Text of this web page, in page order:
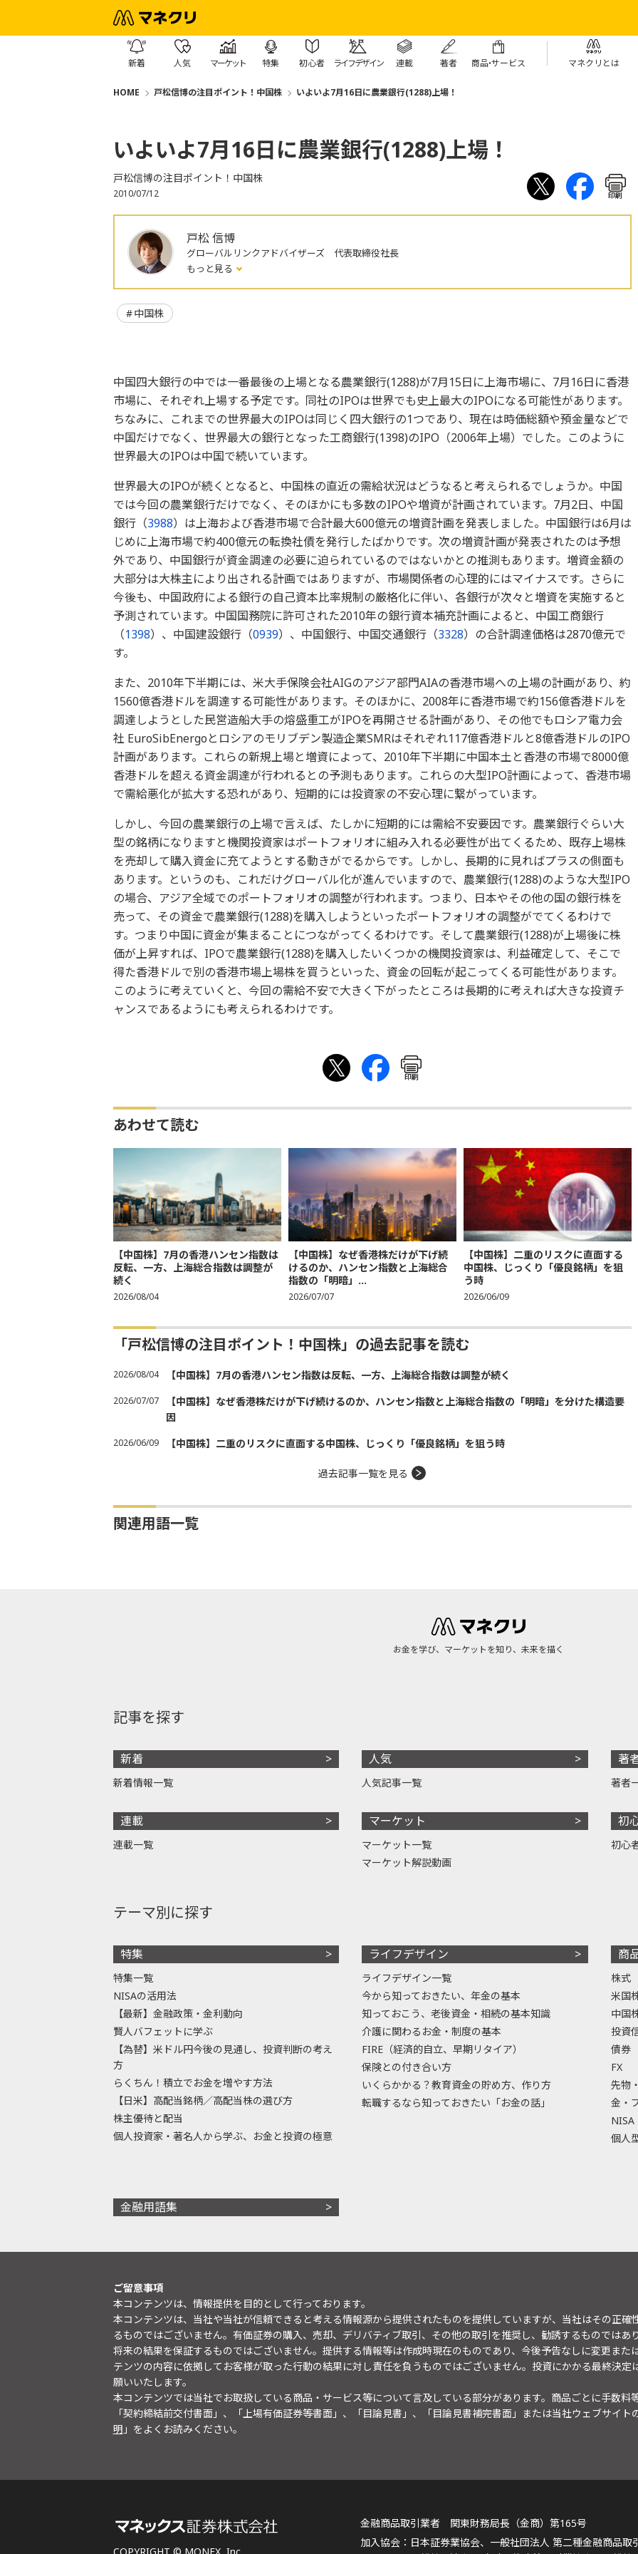
新着 人気 マーケット 特集 初心者 ライフデザイン 連載 著者 商品・サービス マネクリとは
HOME 戸松信博の注目ポイント！中国株 いよいよ7月16日に農業銀行(1288)上場！
いよいよ7月16日に農業銀行(1288)上場！
戸松信博の注目ポイント！中国株
2010/07/12 印刷
戸松 信博
グローバルリンクアドバイザーズ 代表取締役社長
もっと見る
中国株
中国四大銀行の中では一番最後の上場となる農業銀行(1288)が7月15日に上海市場に、7月16日に香港
市場に、それぞれ上場する予定です。同社のIPOは世界でも史上最大のIPOになる可能性があります。
ちなみに、これまでの世界最大のIPOは同じく四大銀行の1つであり、現在は時価総額や預金量などで
中国だけでなく、世界最大の銀行となった工商銀行(1398)のIPO（2006年上場）でした。このように
世界最大のIPOは中国で続いています。
世界最大のIPOが続くとなると、中国株の直近の需給状況はどうなると考えられるでしょうか。中国
では今回の農業銀行だけでなく、そのほかにも多数のIPOや増資が計画されています。7月2日、中国
銀行（3988）は上海および香港市場で合計最大600億元の増資計画を発表しました。中国銀行は6月は
じめに上海市場で約400億元の転換社債を発行したばかりです。次の増資計画が発表されたのは予想
外であり、中国銀行が資金調達の必要に迫られているのではないかとの推測もあります。増資金額の
大部分は大株主により出される計画ではありますが、市場関係者の心理的にはマイナスです。さらに
今後も、中国政府による銀行の自己資本比率規制の厳格化に伴い、各銀行が次々と増資を実施すると
予測されています。中国国務院に許可された2010年の銀行資本補充計画によると、中国工商銀行
（1398）、中国建設銀行（0939）、中国銀行、中国交通銀行（3328）の合計調達価格は2870億元で
す。
また、2010年下半期には、米大手保険会社AIGのアジア部門AIAの香港市場への上場の計画があり、約
1560億香港ドルを調達する可能性があります。そのほかに、2008年に香港市場で約156億香港ドルを
調達しようとした民営造船大手の熔盛重工がIPOを再開させる計画があり、その他でもロシア電力会
社 EuroSibEnergoとロシアのモリブデン製造企業SMRはそれぞれ117億香港ドルと8億香港ドルのIPO
計画があります。これらの新規上場と増資によって、2010年下半期に中国本土と香港の市場で8000億
香港ドルを超える資金調達が行われるとの予測もあります。これらの大型IPO計画によって、香港市場
で需給悪化が拡大する恐れがあり、短期的には投資家の不安心理に繋がっています。
しかし、今回の農業銀行の上場で言えば、たしかに短期的には需給不安要因です。農業銀行ぐらい大
型の銘柄になりますと機関投資家はポートフォリオに組み入れる必要性が出てくるため、既存上場株
を売却して購入資金に充てようとする動きがでるからです。しかし、長期的に見ればプラスの側面も
あります。というのも、これだけグローバル化が進んでいますので、農業銀行(1288)のような大型IPO
の場合、アジア全域でのポートフォリオの調整が行われます。つまり、日本やその他の国の銀行株を
売って、その資金で農業銀行(1288)を購入しようといったポートフォリオの調整がでてくるわけで
す。つまり中国に資金が集まることにつながってくるわけです。そして農業銀行(1288)が上場後に株
価が上昇すれば、IPOで農業銀行(1288)を購入したいくつかの機関投資家は、利益確定して、そこで
得た香港ドルで別の香港市場上場株を買うといった、資金の回転が起こってくる可能性があります。
このように考えていくと、今回の需給不安で大きく下がったところは長期的に考えれば大きな投資チ
ャンスであるようにも考えられるわけです。
印刷
あわせて読む
【中国株】7月の香港ハンセン指数は
反転、一方、上海総合指数は調整が
続く
2026/08/04
【中国株】なぜ香港株だけが下げ続
けるのか、ハンセン指数と上海総合
指数の「明暗」...
2026/07/07
【中国株】二重のリスクに直面する
中国株、じっくり「優良銘柄」を狙
う時
2026/06/09
「戸松信博の注目ポイント！中国株」の過去記事を読む
2026/08/04 【中国株】7月の香港ハンセン指数は反転、一方、上海総合指数は調整が続く
2026/07/07
【中国株】なぜ香港株だけが下げ続けるのか、ハンセン指数と上海総合指数の「明暗」を分けた構造要
因
2026/06/09 【中国株】二重のリスクに直面する中国株、じっくり「優良銘柄」を狙う時
過去記事一覧を見る
関連用語一覧
お金を学び、マーケットを知り、未来を描く
記事を探す
新着
新着情報一覧
連載
連載一覧
人気
人気記事一覧
マーケット
マーケット一覧
マーケット解説動画
著
著者
初
初心
テーマ別に探す
特集
特集一覧
NISAの活用法
【最新】金融政策・金利動向
賢人バフェットに学ぶ
【為替】米ドル円今後の見通し、投資判断の考え
方
らくちん！積立でお金を増やす方法
【日米】高配当銘柄／高配当株の選び方
株主優待と配当
個人投資家・著名人から学ぶ、お金と投資の極意
ライフデザイン
ライフデザイン一覧
今から知っておきたい、年金の基本
知っておこう、老後資金・相続の基本知識
介護に関わるお金・制度の基本
FIRE（経済的自立、早期リタイア）
保険との付き合い方
いくらかかる？教育資金の貯め方、作り方
転職するなら知っておきたい「お金の話」
商
株式
米国
中国
投資
債券
FX
先物
金・
NISA
個人
金融用語集
ご留意事項
本コンテンツは、情報提供を目的として行っております。
本コンテンツは、当社や当社が信頼できると考える情報源から提供されたものを提供していますが、当社はその正
るものではございません。有価証券の購入、売却、デリバティブ取引、その他の取引を推奨し、勧誘するものではあ
将来の結果を保証するものではございません。提供する情報等は作成時現在のものであり、今後予告なしに変更また
テンツの内容に依拠してお客様が取った行動の結果に対し責任を負うものではございません。投資にかかる最終決
願いいたします。
本コンテンツでは当社でお取扱している商品・サービス等について言及している部分があります。商品ごとに手数料
「契約締結前交付書面」、「上場有価証券等書面」、「目論見書」、「目論見書補完書面」または当社ウェブサイト
明 」をよくお読みください。
金融商品取引業者 関東財務局長（金商）第165号
日本証券業協会、一般社団法人 第二種金融商品取